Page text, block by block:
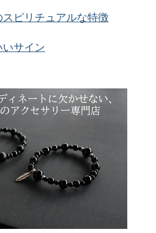
ピリチュアルな特徴
サイン